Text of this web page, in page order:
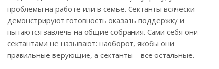
проблемы на работе или в семье. Сектанты всячески
демонстрируют готовность оказать поддержку и
пытаются завлечь на общие собрания. Сами себя они
сектантами не называют: наоборот, якобы они
правильные верующие, а сектанты – все остальные.